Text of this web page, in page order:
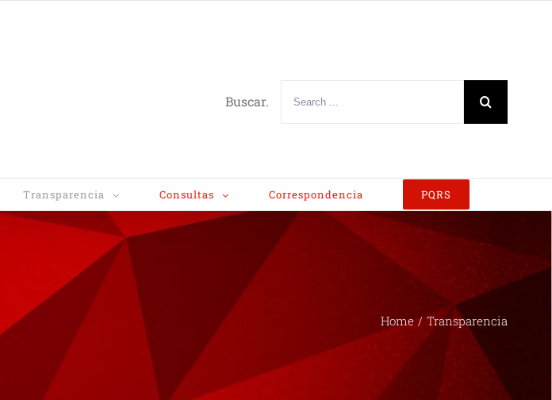
Buscar.
Transparencia Consultas Correspondencia PQRS
Home / Transparencia